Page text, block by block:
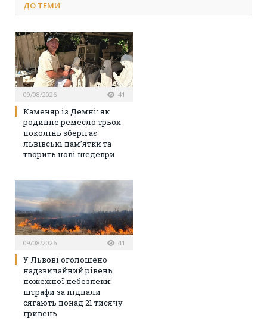
ДО ТЕМИ
09/08/2026 41
Каменяр із Демні: як
родинне ремесло трьох
поколінь зберігає
львівські пам’ятки та
творить нові шедеври
09/08/2026 41
У Львові оголошено
надзвичайний рівень
пожежної небезпеки:
штрафи за підпали
сягають понад 21 тисячу
гривень